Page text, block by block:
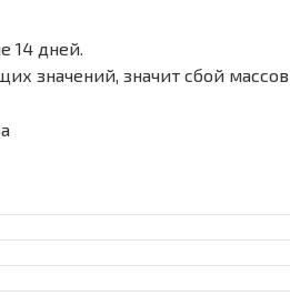
14 дней.
значений, значит сбой